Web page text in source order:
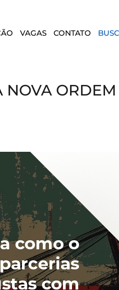
VAGAS CONTATO
NOVA ORDEM